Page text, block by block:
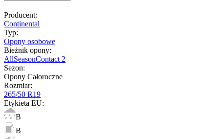
Producent:
Continental
Typ:
Opony osobowe
Bieżnik opony:
AllSeasonContact 2
Sezon:
Opony Całoroczne
Rozmiar:
265/50 R19
Etykieta EU:
B
B